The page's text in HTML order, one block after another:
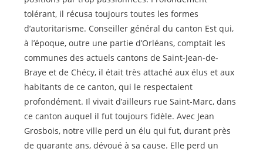
tolérant, il récusa toujours toutes les formes
d’autoritarisme. Conseiller général du canton Est qui,
à l’époque, outre une partie d’Orléans, comptait les
communes des actuels cantons de Saint-Jean-de-
Braye et de Chécy, il était très attaché aux élus et aux
habitants de ce canton, qui le respectaient
profondément. Il vivait d’ailleurs rue Saint-Marc, dans
ce canton auquel il fut toujours fidèle. Avec Jean
Grosbois, notre ville perd un élu qui fut, durant près
de quarante ans, dévoué à sa cause. Elle perd un